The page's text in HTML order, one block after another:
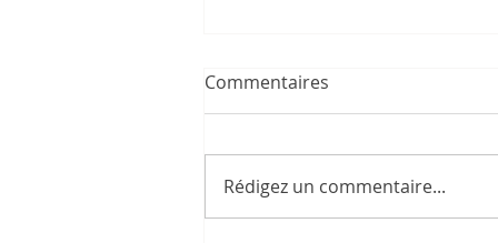
Commentaires
Rédigez un commentaire...